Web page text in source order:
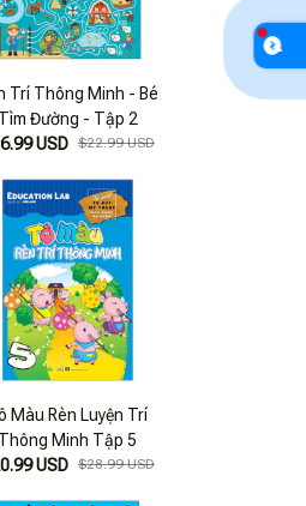
Trí Thông Minh - Bé
Tìm Đường - Tập 2
USD $22.99 USD
Màu Rèn Luyện Trí
Thông Minh Tập 5
USD $28.99 USD